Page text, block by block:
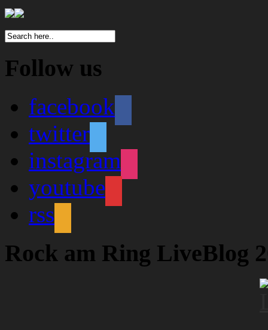
Follow us
facebook
twitter
instagram
youtube
rss
Rock am Ring LiveBlog